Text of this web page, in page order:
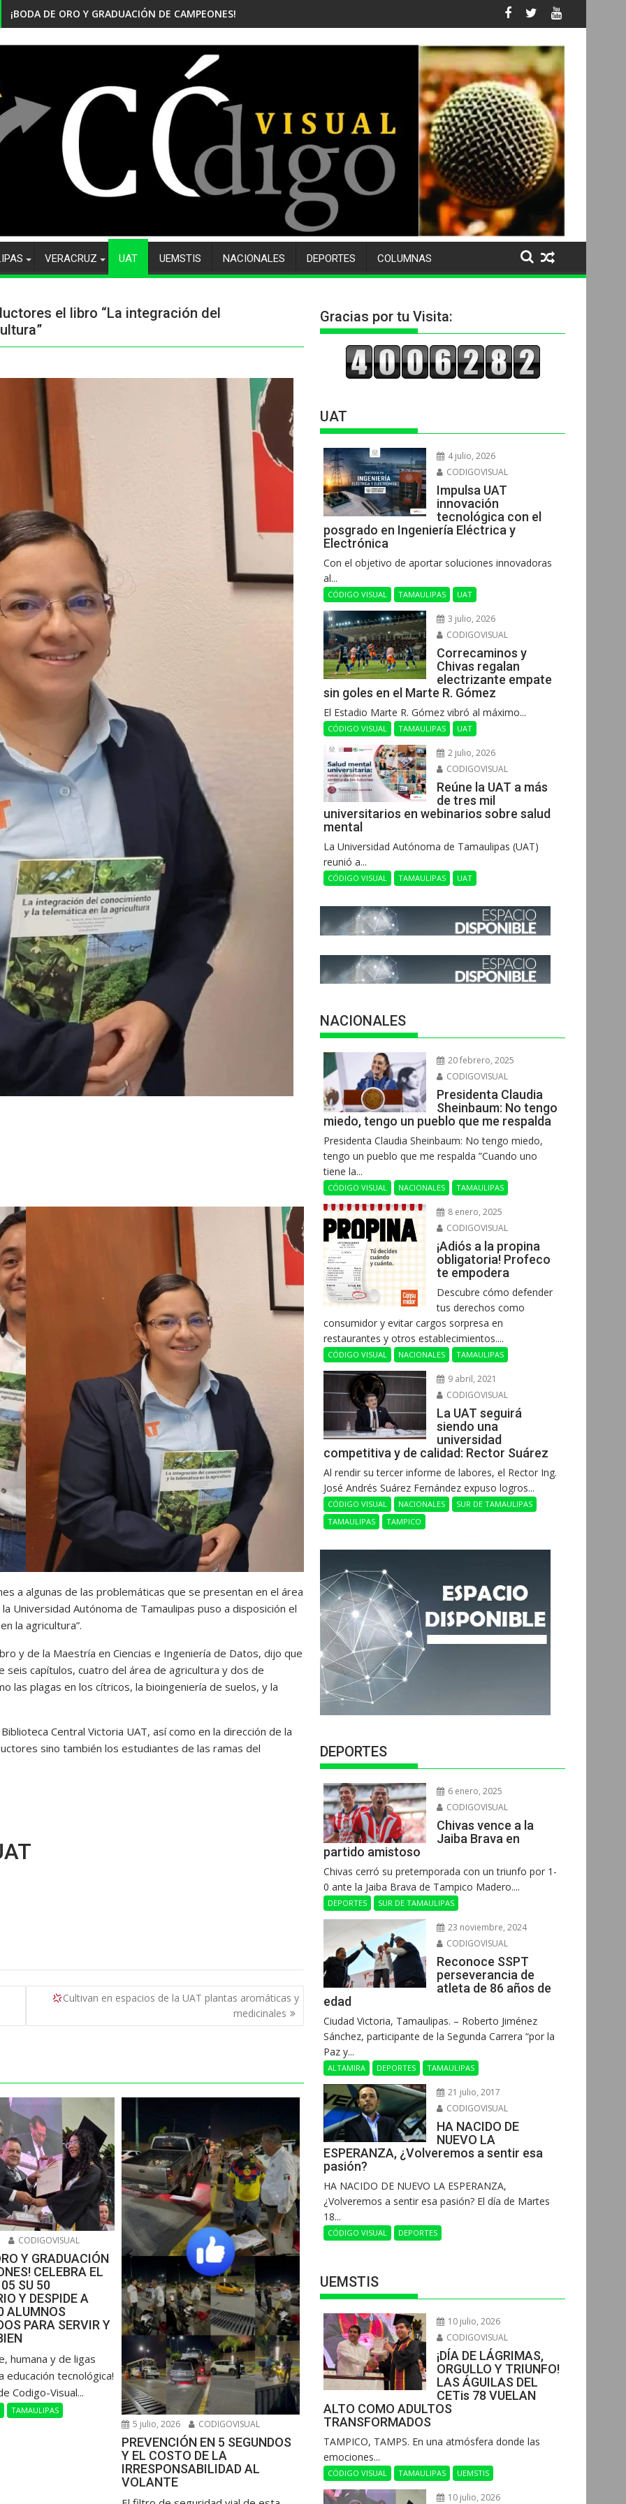
¡BODA DE ORO Y GRADUACIÓN DE CAMPEONES! CELEBRA EL CBTis No. 105 SU 50 ANIVERSARIO Y DESPIDE A MÁS DE 500
VERACRUZ UAT UEMSTIS NACIONALES DEPORTES COLUMNAS
el libro “La integración del
a algunas de las problemáticas que se presentan en el área
Universidad Autónoma de Tamaulipas puso a disposición el
la agricultura”.
y de la Maestría en Ciencias e Ingeniería de Datos, dijo que
capítulos, cuatro del área de agricultura y dos de
las plagas en los cítricos, la bioingeniería de suelos, y la
Central Victoria UAT, así como en la dirección de la
sino también los estudiantes de las ramas del
Cultivan en espacios de la UAT plantas aromáticas y
medicinales
CODIGOVISUAL
Y GRADUACIÓN
CELEBRA EL
SU 50
Y DESPIDE A
ALUMNOS
PARA SERVIR Y
humana y de ligas
educación tecnológica!
Codigo-Visual...
TAMAULIPAS
5 julio, 2026 CODIGOVISUAL
PREVENCIÓN EN 5 SEGUNDOS
Y EL COSTO DE LA
IRRESPONSABILIDAD AL
VOLANTE
Gracias por tu Visita:
UAT
4 julio, 2026
CODIGOVISUAL
Impulsa UAT
innovación
tecnológica con el
posgrado en Ingeniería Eléctrica y
Electrónica
Con el objetivo de aportar soluciones innovadoras
al...
CÓDIGO VISUAL TAMAULIPAS UAT
3 julio, 2026
CODIGOVISUAL
Correcaminos y
Chivas regalan
electrizante empate
sin goles en el Marte R. Gómez
El Estadio Marte R. Gómez vibró al máximo...
CÓDIGO VISUAL TAMAULIPAS UAT
2 julio, 2026
CODIGOVISUAL
Reúne la UAT a más
de tres mil
universitarios en webinarios sobre salud
mental
La Universidad Autónoma de Tamaulipas (UAT)
reunió a...
CÓDIGO VISUAL TAMAULIPAS UAT
NACIONALES
20 febrero, 2025
CODIGOVISUAL
Presidenta Claudia
Sheinbaum: No tengo
miedo, tengo un pueblo que me respalda
Presidenta Claudia Sheinbaum: No tengo miedo,
tengo un pueblo que me respalda ”Cuando uno
tiene la...
CÓDIGO VISUAL NACIONALES TAMAULIPAS
8 enero, 2025
CODIGOVISUAL
¡Adiós a la propina
obligatoria! Profeco
te empodera
Descubre cómo defender
tus derechos como
consumidor y evitar cargos sorpresa en
restaurantes y otros establecimientos....
CÓDIGO VISUAL NACIONALES TAMAULIPAS
9 abril, 2021
CODIGOVISUAL
La UAT seguirá
siendo una
universidad
competitiva y de calidad: Rector Suárez
Al rendir su tercer informe de labores, el Rector Ing.
José Andrés Suárez Fernández expuso logros...
CÓDIGO VISUAL NACIONALES
SUR DE TAMAULIPAS
TAMAULIPAS
TAMPICO
DEPORTES
6 enero, 2025
CODIGOVISUAL
Chivas vence a la
Jaiba Brava en
partido amistoso
Chivas cerró su pretemporada con un triunfo por 1-
0 ante la Jaiba Brava de Tampico Madero....
DEPORTES SUR DE TAMAULIPAS
23 noviembre, 2024
CODIGOVISUAL
Reconoce SSPT
perseverancia de
atleta de 86 años de
edad
Ciudad Victoria, Tamaulipas. – Roberto Jiménez
Sánchez, participante de la Segunda Carrera “por la
Paz y...
ALTAMIRA DEPORTES TAMAULIPAS
21 julio, 2017
CODIGOVISUAL
HA NACIDO DE
NUEVO LA
ESPERANZA, ¿Volveremos a sentir esa
pasión?
HA NACIDO DE NUEVO LA ESPERANZA,
¿Volveremos a sentir esa pasión? El día de Martes
18...
CÓDIGO VISUAL DEPORTES
UEMSTIS
10 julio, 2026
CODIGOVISUAL
¡DÍA DE LÁGRIMAS,
ORGULLO Y TRIUNFO!
LAS ÁGUILAS DEL
CETis 78 VUELAN
ALTO COMO ADULTOS
TRANSFORMADOS
​TAMPICO, TAMPS. En una atmósfera donde las
emociones...
CÓDIGO VISUAL TAMAULIPAS UEMSTIS
10 julio, 2026